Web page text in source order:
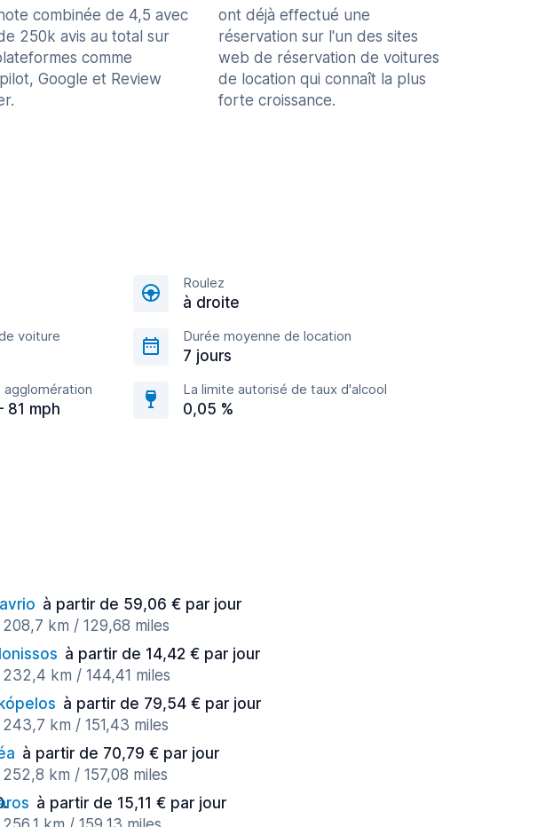
combinée de 4,5 avec
250k avis au total sur
comme
Google et Review
ont déjà effectué une
réservation sur l'un des sites
web de réservation de voitures
de location qui connaît la plus
forte croissance.
Roulez
à droite
voiture Durée moyenne de location
7 jours
81 mph
La limite autorisé de taux d'alcool
0,05 %
à partir de 59,06 € par jour
208,7 km / 129,68 miles
à partir de 14,42 € par jour
232,4 km / 144,41 miles
à partir de 79,54 € par jour
243,7 km / 151,43 miles
à partir de 70,79 € par jour
252,8 km / 157,08 miles
à partir de 15,11 € par jour